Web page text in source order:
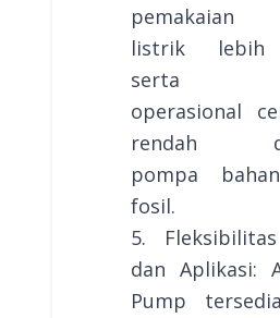
pemakaian
listrik lebih
serta
operasional
rendah
pompa
fosil.
5.
dan Aplikasi:
Pump